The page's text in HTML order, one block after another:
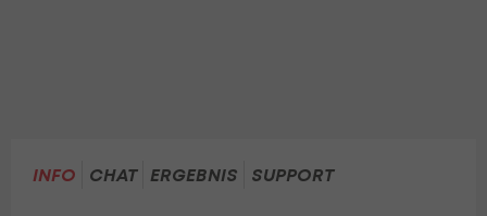
INFO CHAT ERGEBNIS SUPPORT